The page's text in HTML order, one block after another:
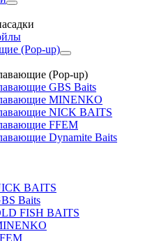
(Pop-up)
(Pop-up)
GBS Baits
MINENKO
NICK BAITS
FFEM
Dynamite Baits
BAITS
Baits
FISH BAITS